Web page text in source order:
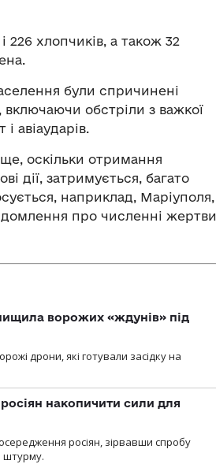
226 хлопчиків, а також 32
були спричинені
обстріли з важкої
авіаударів.
оскільки отримання
дії, затримується, багато
наприклад, Маріуполя,
про численні жертви
ворожих «ждунів» під
дрони, які готували засідку на
накопичити сили для
росіян, зірвавши спробу
штурму.